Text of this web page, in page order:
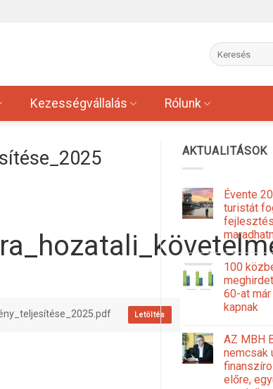
Kezességvállalás Rólunk
Letöltés
AKTUALITÁSOK
Évente
turistát
100
60-at
kapnak
AZ MBH
nemcsak
előre,